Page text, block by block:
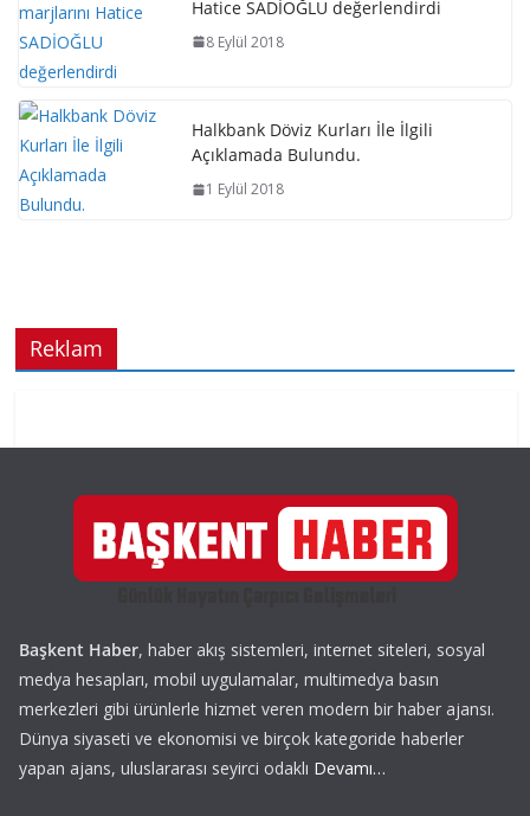
Hatice SADİOĞLU değerlendirdi
8 Eylül 2018
Halkbank Döviz Kurları İle İlgili
Açıklamada Bulundu.
1 Eylül 2018
Reklam
Başkent Haber, haber akış sistemleri, internet siteleri, sosyal
medya hesapları, mobil uygulamalar, multimedya basın
merkezleri gibi ürünlerle hizmet veren modern bir haber ajansı.
Dünya siyaseti ve ekonomisi ve birçok kategoride haberler
yapan ajans, uluslararası seyirci odaklı Devamı…